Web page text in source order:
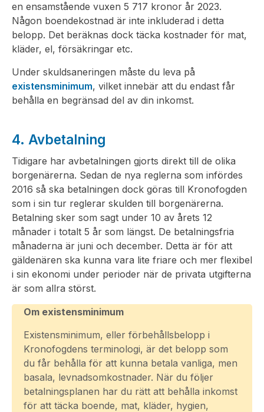
en ensamstående vuxen 5 717 kronor år 2023.
Någon boendekostnad är inte inkluderad i detta
belopp. Det beräknas dock täcka kostnader för mat,
kläder, el, försäkringar etc.
Under skuldsaneringen måste du leva på
existensminimum, vilket innebär att du endast får
behålla en begränsad del av din inkomst.
4. Avbetalning
Tidigare har avbetalningen gjorts direkt till de olika
borgenärerna. Sedan de nya reglerna som infördes
2016 så ska betalningen dock göras till Kronofogden
som i sin tur reglerar skulden till borgenärerna.
Betalning sker som sagt under 10 av årets 12
månader i totalt 5 år som längst. De betalningsfria
månaderna är juni och december. Detta är för att
gäldenären ska kunna vara lite friare och mer flexibel
i sin ekonomi under perioder när de privata utgifterna
är som allra störst.
Om existensminimum
Existensminimum, eller förbehållsbelopp i
Kronofogdens terminologi, är det belopp som
du får behålla för att kunna betala vanliga, men
basala, levnadsomkostnader. När du följer
betalningsplanen har du rätt att behålla inkomst
för att täcka boende, mat, kläder, hygien,